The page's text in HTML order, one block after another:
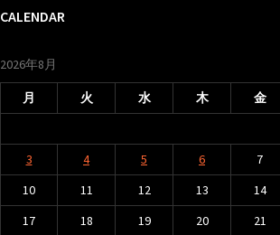
ナ
ゲ
ー
ョ
ン
CALENDAR
2026年8月
月 火 水 木 金
3
4 5 6 7
10
11 12 13 14
17
18 19 20 21